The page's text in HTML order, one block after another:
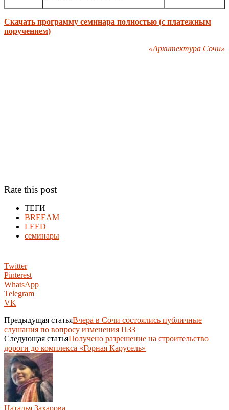
Скачать программу семинара полностью (с платежным
поручением)
«Архитектура Сочи»
Rate this post
ТЕГИ
BREEAM
LEED
семинары
Twitter
Pinterest
WhatsApp
Telegram
VK
Предыдущая статьяВчера в Сочи состоялись публичные
слушания по вопросу изменения ПЗЗ
Следующая статьяПолучено разрешение на строительство
дороги до комплекса «Горная Карусель»
Наталья Захарова